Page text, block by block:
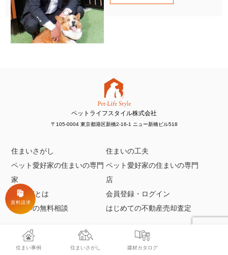
ペットライフスタイル株式会社
〒105-0004 東京都港区新橋2-16-1 ニュー新橋ビル518
住まいさがし
住まいの工夫
ペット愛好家の住まいの専門
家
ペット愛好家の住まいの専門
店
AMILIEとは
会員登録・ログイン
住まいの無料相談
はじめての不動産売却査定
お問い合わせ
利用規約
プライバシーポリシー
住まい事例 住まいさがし 建材カタログ